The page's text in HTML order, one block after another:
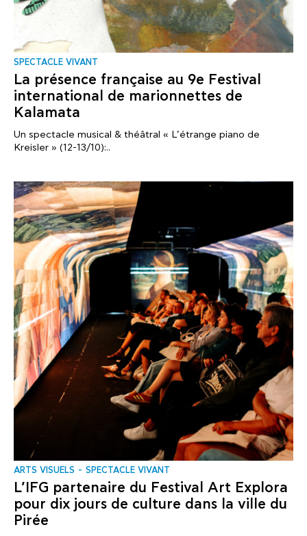
SPECTACLE VIVANT
La présence française au 9e Festival
international de marionnettes de
Kalamata
Un spectacle musical & théâtral « L’étrange piano de
Kreisler » (12-13/10):..
ARTS VISUELS SPECTACLE VIVANT
L’IFG partenaire du Festival Art Explora
pour dix jours de culture dans la ville du
Pirée